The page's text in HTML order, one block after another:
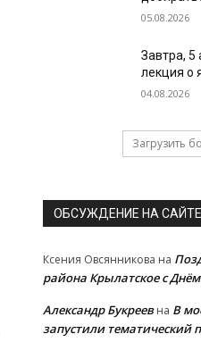
05.08.2026
Завтра, 5
лекция о
04.08.2026
Загрузить
ОБСУЖДЕНИЕ НА САЙТЕ
Ксения Овсянникова на
района Крылатское с
Александр Букреевна В
запустили тематический